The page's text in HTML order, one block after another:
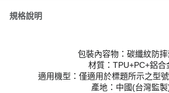
規格說明
包裝內容物：碳纖紋防摔
材質：TPU+PC+鋁合
適用機型：僅適用於標題所示之型
產地：中國(台灣監製